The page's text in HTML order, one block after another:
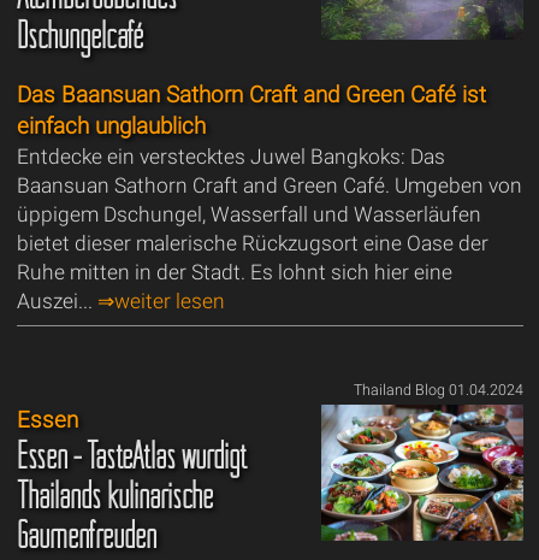
Dschungelcafé
Das Baansuan Sathorn Craft and Green Café ist
einfach unglaublich
Entdecke ein verstecktes Juwel Bangkoks: Das
Baansuan Sathorn Craft and Green Café. Umgeben von
üppigem Dschungel, Wasserfall und Wasserläufen
bietet dieser malerische Rückzugsort eine Oase der
Ruhe mitten in der Stadt. Es lohnt sich hier eine
Auszei... ⇒weiter lesen
Thailand Blog 01.04.2024
Essen
Essen - TasteAtlas würdigt
Thailands kulinarische
Gaumenfreuden